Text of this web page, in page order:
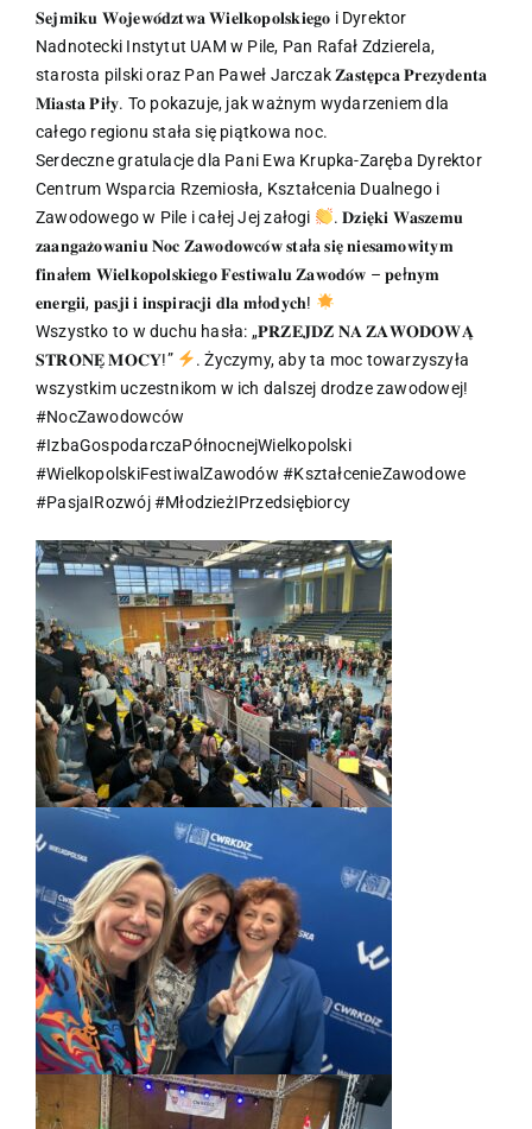
𝐒𝐞𝐣𝐦𝐢𝐤𝐮 𝐖𝐨𝐣𝐞𝐰𝐨́𝐝𝐳𝐭𝐰𝐚 𝐖𝐢𝐞𝐥𝐤𝐨𝐩𝐨𝐥𝐬𝐤𝐢𝐞𝐠𝐨 i Dyrektor
Nadnotecki Instytut UAM w Pile, Pan Rafał Zdzierela,
starosta pilski oraz Pan Paweł Jarczak 𝐙𝐚𝐬𝐭𝐞̨𝐩𝐜𝐚 𝐏𝐫𝐞𝐳𝐲𝐝𝐞𝐧𝐭𝐚
𝐌𝐢𝐚𝐬𝐭𝐚 𝐏𝐢ł𝐲. To pokazuje, jak ważnym wydarzeniem dla
całego regionu stała się piątkowa noc.
Serdeczne gratulacje dla Pani Ewa Krupka-Zaręba Dyrektor
Centrum Wsparcia Rzemiosła, Kształcenia Dualnego i
Zawodowego w Pile i całej Jej załogi
. 𝐃𝐳𝐢𝐞̨𝐤𝐢 𝐖𝐚𝐬𝐳𝐞𝐦𝐮
𝐳𝐚𝐚𝐧𝐠𝐚𝐳̇𝐨𝐰𝐚𝐧𝐢𝐮 𝐍𝐨𝐜 𝐙𝐚𝐰𝐨𝐝𝐨𝐰𝐜𝐨́𝐰 𝐬𝐭𝐚ł𝐚 𝐬𝐢𝐞̨ 𝐧𝐢𝐞𝐬𝐚𝐦𝐨𝐰𝐢𝐭𝐲𝐦
𝐟𝐢𝐧𝐚ł𝐞𝐦 𝐖𝐢𝐞𝐥𝐤𝐨𝐩𝐨𝐥𝐬𝐤𝐢𝐞𝐠𝐨 𝐅𝐞𝐬𝐭𝐢𝐰𝐚𝐥𝐮 𝐙𝐚𝐰𝐨𝐝𝐨́𝐰 – 𝐩𝐞ł𝐧𝐲𝐦
𝐞𝐧𝐞𝐫𝐠𝐢𝐢, 𝐩𝐚𝐬𝐣𝐢 𝐢 𝐢𝐧𝐬𝐩𝐢𝐫𝐚𝐜𝐣𝐢 𝐝𝐥𝐚 𝐦ł𝐨𝐝𝐲𝐜𝐡!
Wszystko to w duchu hasła: „𝐏𝐑𝐙𝐄𝐉𝐃𝐙́ 𝐍𝐀 𝐙𝐀𝐖𝐎𝐃𝐎𝐖𝐀̨
𝐒𝐓𝐑𝐎𝐍𝐄̨ 𝐌𝐎𝐂𝐘!”
. Życzymy, aby ta moc towarzyszyła
wszystkim uczestnikom w ich dalszej drodze zawodowej!
#NocZawodowców
#IzbaGospodarczaPółnocnejWielkopolski
#WielkopolskiFestiwalZawodów #KształcenieZawodowe
#PasjaIRozwój #MłodzieżIPrzedsiębiorcy